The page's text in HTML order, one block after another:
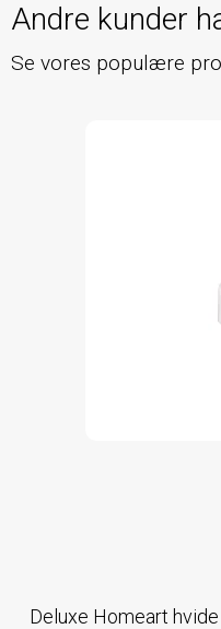
Andre kunder
Se vores populære
Deluxe Homeart